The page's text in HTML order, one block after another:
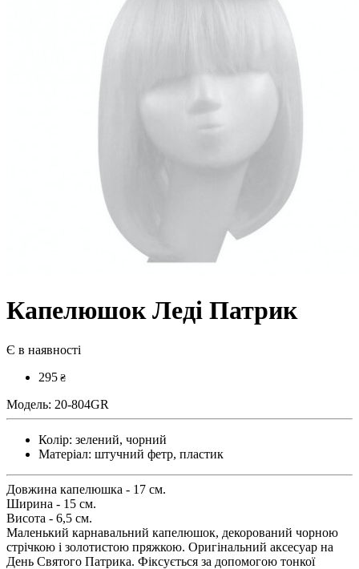
Капелюшок Леді Патрик
Є в наявності
295 ₴
Модель: 20-804GR
Колір: зелений, чорний
Матеріал: штучний фетр, пластик
Довжина капелюшка - 17 см.
Ширина - 15 см.
Висота - 6,5 см.
Маленький карнавальний капелюшок, декорований чорною
стрічкою і золотистою пряжкою. Оригінальний аксесуар на
День Святого Патрика. Фіксується за допомогою тонкої